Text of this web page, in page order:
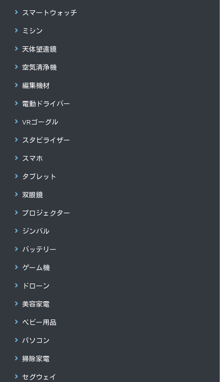
スマートウォッチ
ミシン
天体望遠鏡
空気清浄機
編集機材
電動ドライバー
VRゴーグル
スタビライザー
スマホ
タブレット
双眼鏡
プロジェクター
ジンバル
バッテリー
ゲーム機
ドローン
美容家電
ベビー用品
パソコン
掃除家電
セグウェイ